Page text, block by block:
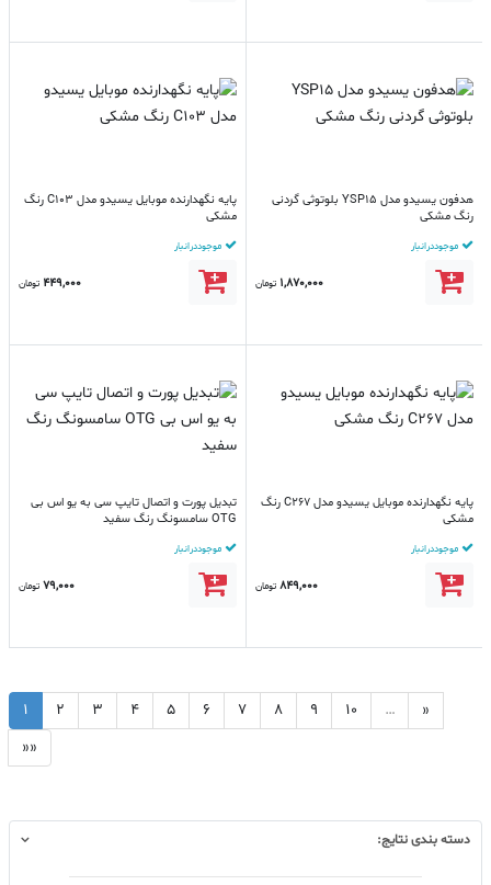
هدفون یسیدو مدل YSP15 بلوتوثی گردنی
رنگ مشکی
موجود در انبار
1,870,000 تومان
پایه نگهدارنده موبایل یسیدو مدل C103 رنگ
مشکی
موجود در انبار
449,000 تومان
پایه نگهدارنده موبایل یسیدو مدل C267 رنگ
مشکی
موجود در انبار
849,000 تومان
تبدیل پورت و اتصال تایپ سی به یو اس بی
OTG سامسونگ رنگ سفید
موجود در انبار
79,000 تومان
3 4 5 7 8 10 …
»»
دسته بندی نتایج: